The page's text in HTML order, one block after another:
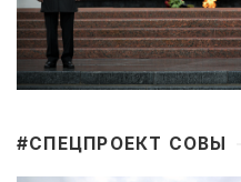
#CПЕЦПРОЕКТ СОВЫ